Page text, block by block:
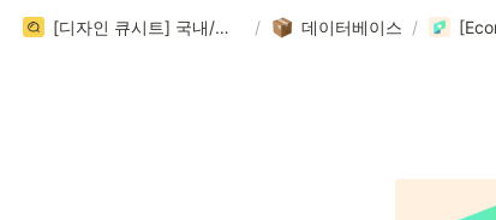
[디자인 큐시트] 국내/국외 디자인 레퍼런스 사이트 999+ 모음집 (202 / 999+) / 데이터베이스 /